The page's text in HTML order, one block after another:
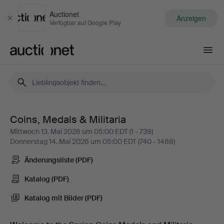
Schließen
Auctionet
Verfügbar auf Google Play Anzeigen
Coins,
Medals
Militaria
Coins, Medals & Militaria
Mittwoch 13. Mai 2026 um 05:00 EDT (1 - 739)
Donnerstag 14. Mai 2026 um 05:00 EDT (740 - 1488)
Änderungsliste (PDF)
Katalog (PDF)
Katalog mit Bilder (PDF)